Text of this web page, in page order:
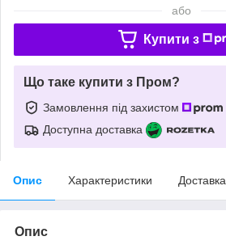
або
Купити з
Що таке купити з Пром?
Замовлення під захистом
Доступна доставка
Опис Характеристики Доставка
Опис